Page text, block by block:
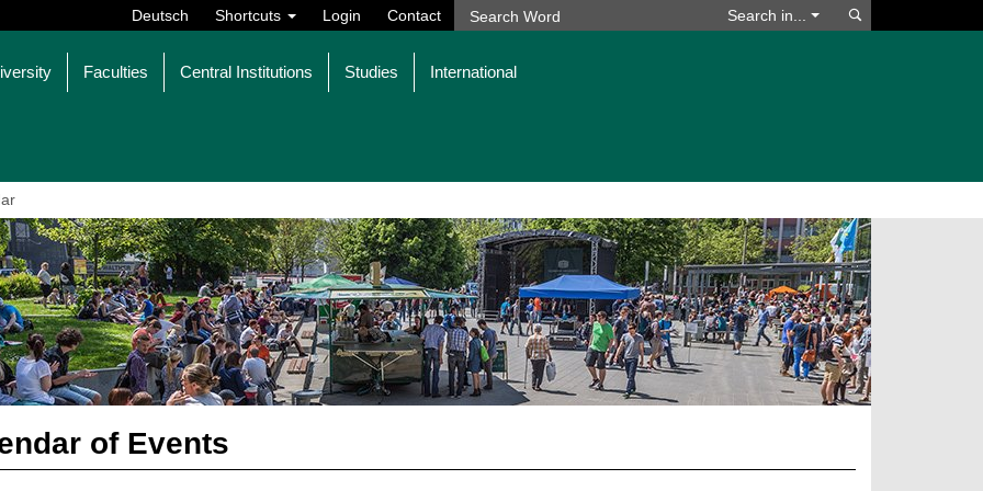
Deutsch Shortcuts Login Contact Search in...
Faculties Central Institutions Studies International
of Events